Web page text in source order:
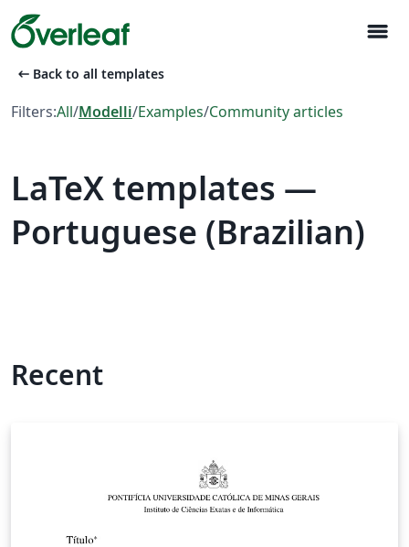
menu
arrow_left_alt Back to all templates
Filters:All/Modelli/Examples/Community articles
LaTeX templates —
Portuguese (Brazilian)
Recent